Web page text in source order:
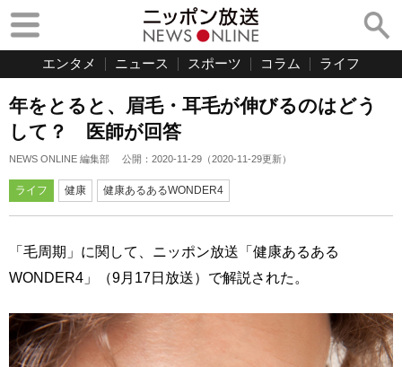
エンタメ ニュース スポーツ コラム ライフ
年をとると、眉毛・耳毛が伸びるのはどう
して？ 医師が回答
NEWS ONLINE 編集部 公開： 2020-11-29 （2020-11-29更新）
ライフ 健康 健康あるあるWONDER4
「毛周期」に関して、ニッポン放送「健康あるある
WONDER4」（9月17日放送）で解説された。